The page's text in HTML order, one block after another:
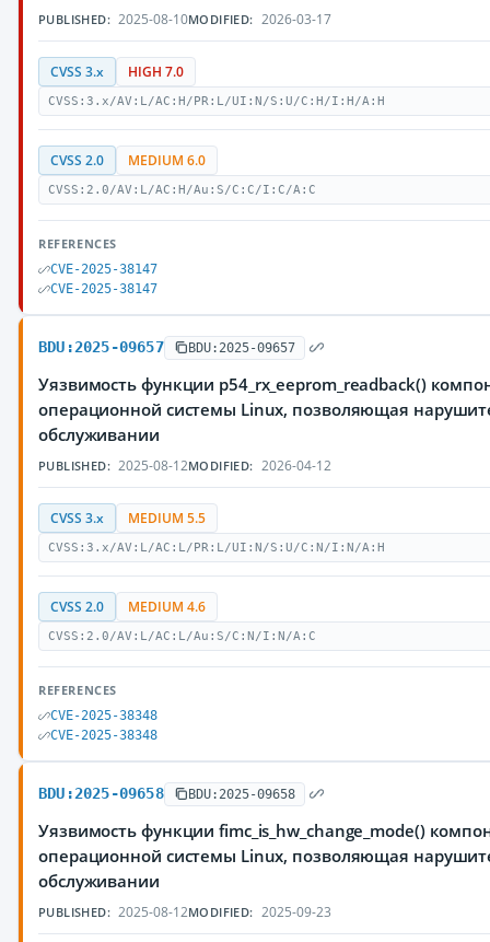
PUBLISHED: 2025-08-10MODIFIED: 2026-03-17
CVSS 3.x HIGH 7.0
CVSS:3.x/AV:L/AC:H/PR:L/UI:N/S:U/C:H/I:H/A:H
CVSS 2.0 MEDIUM 6.0
CVSS:2.0/AV:L/AC:H/Au:S/C:C/I:C/A:C
REFERENCES
CVE-2025-38147
CVE-2025-38147
BDU:2025-09657 BDU:2025-09657
Уязвимость функции p54_rx_eeprom_readback()
операционной системы Linux, позволяющая
обслуживании
PUBLISHED: 2025-08-12MODIFIED: 2026-04-12
CVSS 3.x MEDIUM 5.5
CVSS:3.x/AV:L/AC:L/PR:L/UI:N/S:U/C:N/I:N/A:H
CVSS 2.0 MEDIUM 4.6
CVSS:2.0/AV:L/AC:L/Au:S/C:N/I:N/A:C
REFERENCES
CVE-2025-38348
CVE-2025-38348
BDU:2025-09658 BDU:2025-09658
Уязвимость функции fimc_is_hw_change_mode()
операционной системы Linux, позволяющая
обслуживании
PUBLISHED: 2025-08-12MODIFIED: 2025-09-23